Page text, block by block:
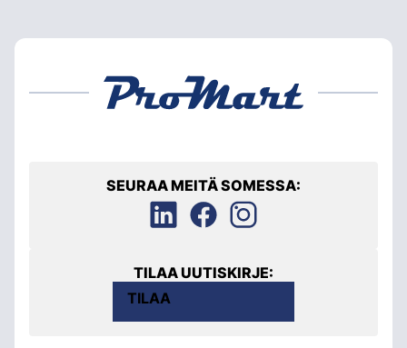
SEURAA MEITÄ SOMESSA:
TILAA UUTISKIRJE:
TILAA